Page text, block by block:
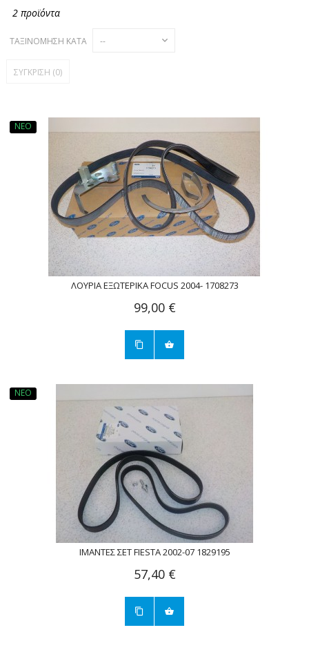
2 προϊόντα
ΤΑΞΙΝΌΜΗΣΗ ΚΑΤΆ
ΣΎΓΚΡΙΣΗ (0)
ΝΈΟ
ΛΟΥΡΙΆ ΕΞΩΤΕΡΙΚΆ FOCUS 2004- 1708273
99,00 €
ΝΈΟ
ΙΜΆΝΤΕΣ ΣΕΤ FIESTA 2002-07 1829195
57,40 €